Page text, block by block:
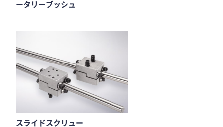
ータリーブッシュ
スライドスクリュー